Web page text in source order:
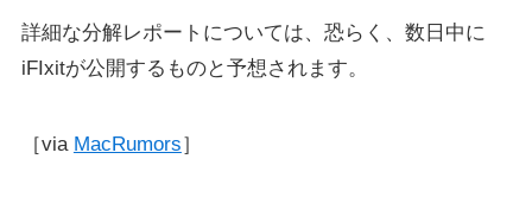
詳細な分解レポートについては、恐らく、数日中に
iFIxitが公開するものと予想されます。
［via MacRumors］